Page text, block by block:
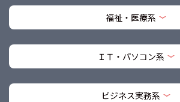
福祉・医療系
ＩＴ・パソコン系
ビジネス実務系